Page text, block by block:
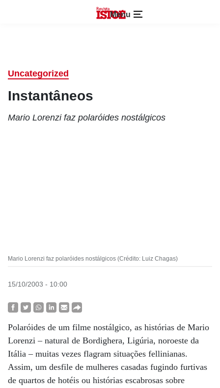
Menu
Uncategorized
Instantâneos
Mario Lorenzi faz polaróides nostálgicos
Mario Lorenzi faz polaróides nostálgicos (Crédito: Luiz Chagas)
15/10/2003 - 10:00
Polaróides de um filme nostálgico, as histórias de Mario
Lorenzi – natural de Bordighera, Ligúria, noroeste da
Itália – muitas vezes flagram situações fellinianas.
Assim, um desfile de mulheres casadas fugindo furtivas
de quartos de hotéis ou histórias escabrosas sobre